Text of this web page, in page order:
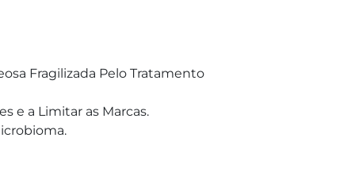
Fragilizada Pelo Tratamento
e a Limitar as Marcas.